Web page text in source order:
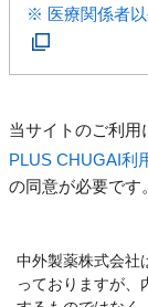
※ 医療関係者以
当サイトのご利用
PLUS CHUGAI利
の同意が必要です。
中外製薬株式会社
っておりますが、